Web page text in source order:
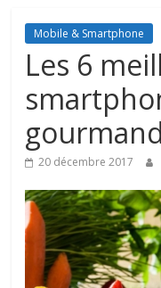
belge
connecté
Mobile & Smartphone
Les 6
20 décembre 2017